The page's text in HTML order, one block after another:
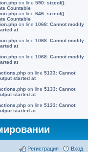
on line 590: sizeof():
Countable
on line 646: sizeof():
Countable
on line 1068: Cannot modify
at
on line 1068: Cannot modify
at
on line 1068: Cannot modify
at
on line 5133: Cannot
started at
on line 5133: Cannot
started at
on line 5133: Cannot
started at
Вход
Регистрация